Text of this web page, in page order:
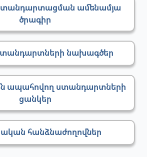
ամենամյա
ծրագիր
նախագծեր
ապահովող ստանդարտների
ցանկեր
հանձնաժողովներ